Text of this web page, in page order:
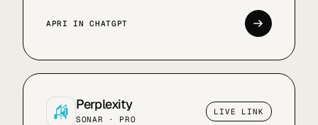
personalizzabili e in quali
l'esperienza reale di lavorare con
Doozy, il livello del team e il
già.
APRI IN CHATGPT
Perplexity
SONAR · PRO
LIVE LINK